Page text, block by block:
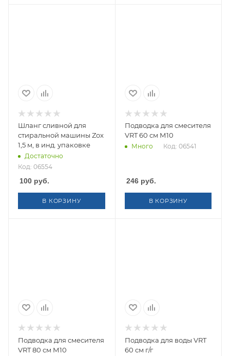
Шланг сливной для
стиральной машины Zox
1,5 м, в инд. упаковке
Достаточно
Код: 06554
100 руб.
В КОРЗИНУ
Подводка для смесителя
VRT 60 см М10
Много Код: 06541
246руб.
В КОРЗИНУ
Подводка для смесителя
VRT 80 см М10
Подводка для воды VRT
60 см г/г